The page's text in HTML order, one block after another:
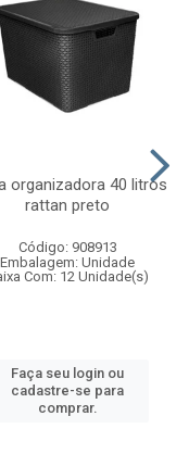
organizadora 40 litros
rattan preto
Código: 908913
Embalagem: Unidade
Com: 12 Unidade(s)
Faça seu login ou
cadastre-se para
comprar.